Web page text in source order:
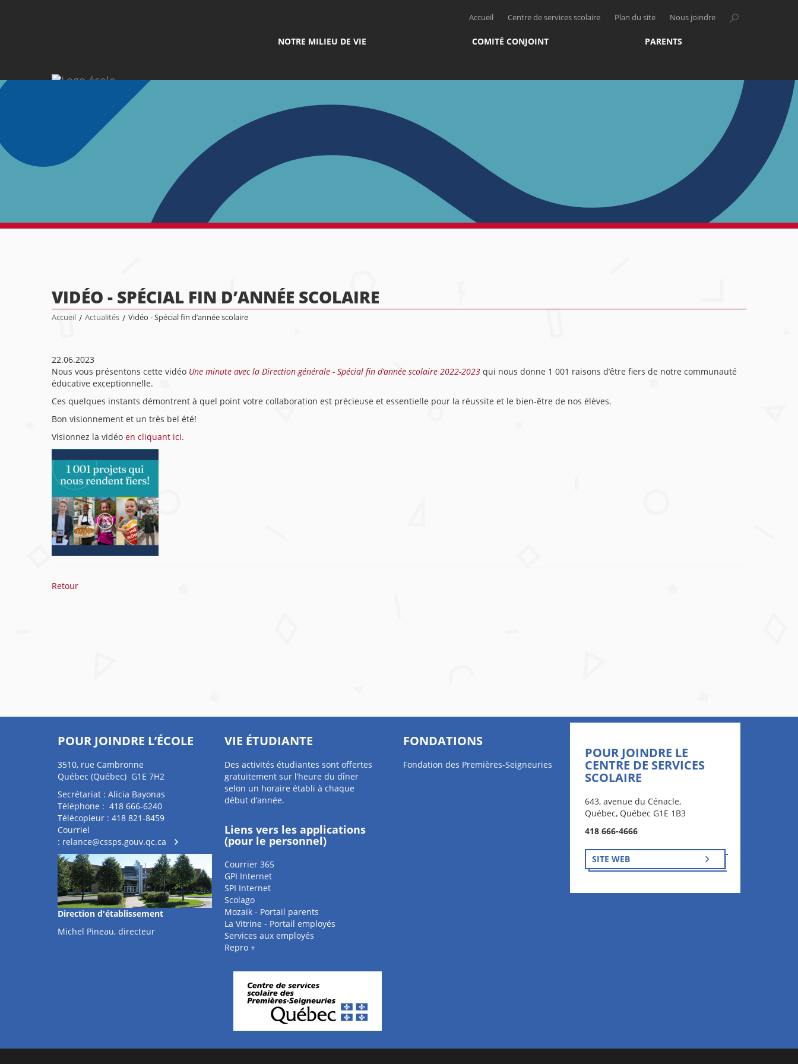
Accueil Centre de services scolaire Plan du site Nous joindre
NOTRE MILIEU DE VIE COMITÉ CONJOINT PARENTS
VIDÉO - SPÉCIAL FIN D’ANNÉE SCOLAIRE
Accueil / Actualités / Vidéo - Spécial fin d’année scolaire
22.06.2023
Nous vous présentons cette vidéo Une minute avec la Direction générale - Spécial fin d’année scolaire 2022-2023 qui nous donne 1 001 raisons d’être fiers de notre communauté
éducative exceptionnelle.
Ces quelques instants démontrent à quel point votre collaboration est précieuse et essentielle pour la réussite et le bien-être de nos élèves.
Bon visionnement et un très bel été!
Visionnez la vidéo en cliquant ici.
Retour
POUR JOINDRE L’ÉCOLE
3510, rue Cambronne
Québec (Québec) G1E 7H2
Secrétariat : Alicia Bayonas
Téléphone : 418 666-6240
Télécopieur : 418 821-8459
Courriel
: relance@cssps.gouv.qc.ca
Direction d'établissement
Michel Pineau, directeur
VIE ÉTUDIANTE
Des activités étudiantes sont offertes
gratuitement sur l’heure du dîner
selon un horaire établi à chaque
début d’année.
Liens vers les applications
(pour le personnel)
Courrier 365
GPI Internet
SPI Internet
Scolago
Mozaik - Portail parents
La Vitrine - Portail employés
Services aux employés
Repro +
FONDATIONS
Fondation des Premières-Seigneuries
POUR JOINDRE LE
CENTRE DE SERVICES
SCOLAIRE
643, avenue du Cénacle,
Québec, Québec G1E 1B3
418 666-4666
SITE WEB